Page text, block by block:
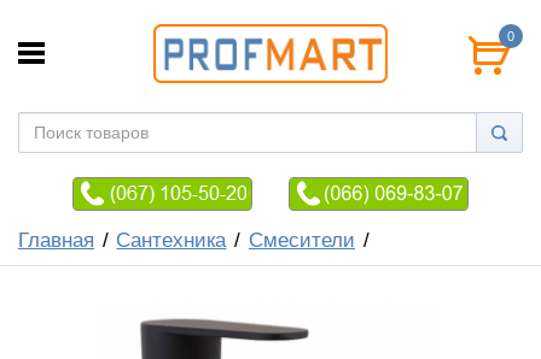
0
Главная Сантехника Смесители